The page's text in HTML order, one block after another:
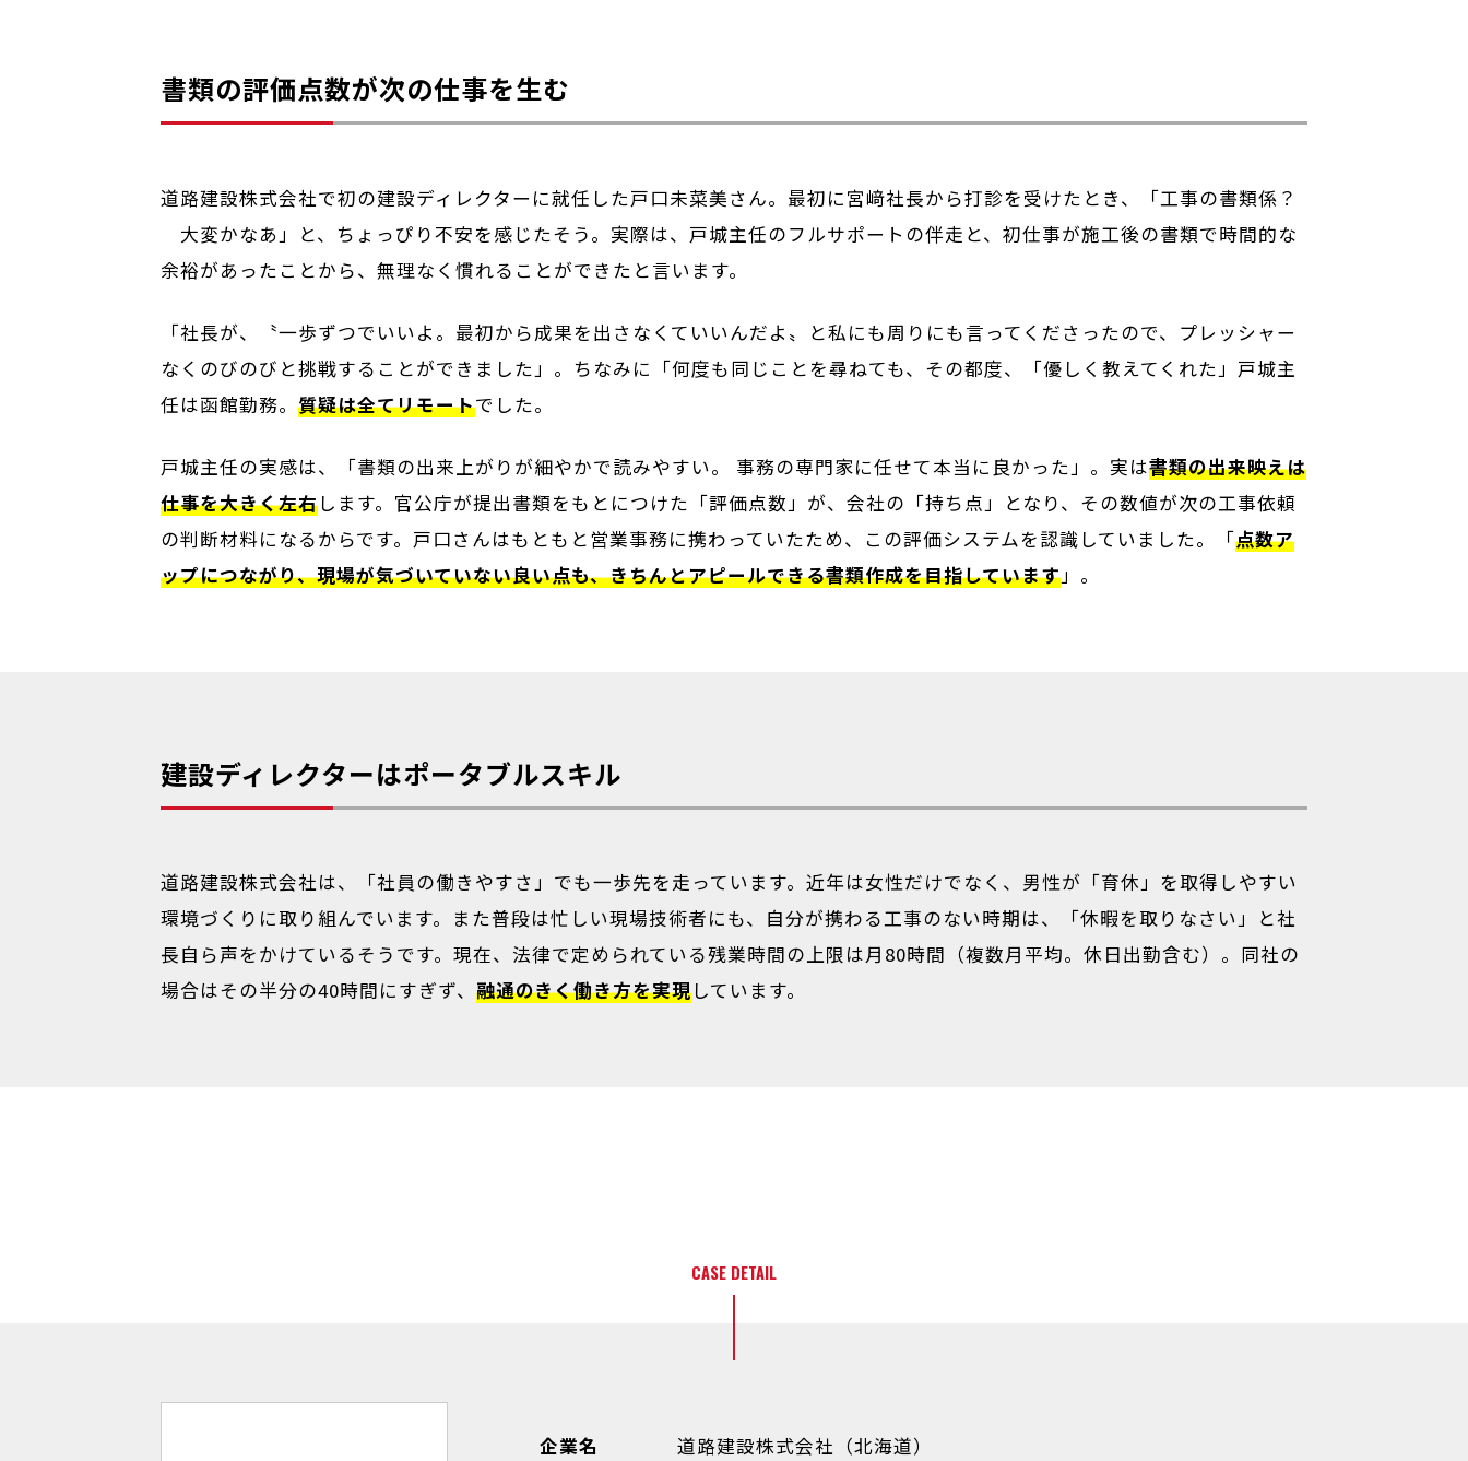
書類の評価点数が次の仕事を生む
道路建設株式会社で初の建設ディレクターに就任した戸口未菜美さん。最初に宮﨑社長から打診を受けたとき、「工事の書類係？
大変かなあ」と、ちょっぴり不安を感じたそう。実際は、戸城主任のフルサポートの伴走と、初仕事が施工後の書類で時間的な
余裕があったことから、無理なく慣れることができたと言います。
「社長が、〝一歩ずつでいいよ。最初から成果を出さなくていいんだよ〟と私にも周りにも言ってくださったので、プレッシャー
なくのびのびと挑戦することができました」。ちなみに「何度も同じことを尋ねても、その都度、「優しく教えてくれた」戸城主
任は函館勤務。 質疑は全てリモートでした。
戸城主任の実感は、「書類の出来上がりが細やかで読みやすい。 事務の専門家に任せて本当に良かった」。実は書類の出来映えは
仕事を大きく左右します。官公庁が提出書類をもとにつけた「評価点数」が、会社の「持ち点」となり、その数値が次の工事依頼
の判断材料になるからです。戸口さんはもともと営業事務に携わっていたため、この評価システムを認識していました。「点数ア
ップにつながり、現場が気づいていない良い点も、きちんとアピールできる書類作成を目指しています」。
建設ディレクターはポータブルスキル
道路建設株式会社は、「社員の働きやすさ」でも一歩先を走っています。近年は女性だけでなく、男性が「育休」を取得しやすい
環境づくりに取り組んでいます。また普段は忙しい現場技術者にも、自分が携わる工事のない時期は、「休暇を取りなさい」と社
長自ら声をかけているそうです。現在、法律で定められている残業時間の上限は月80時間（複数月平均。休日出勤含む）。同社の
場合はその半分の40時間にすぎず、 融通のきく働き方を実現しています。
CASE DETAIL
企業名 道路建設株式会社（北海道）